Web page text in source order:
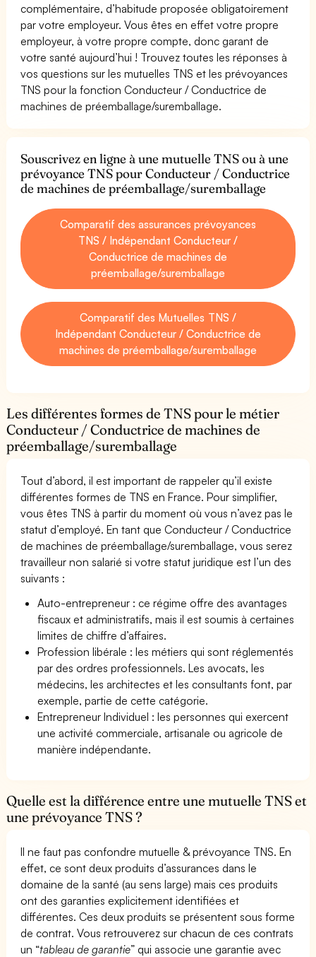
complémentaire, d’habitude proposée obligatoirement
par votre employeur. Vous êtes en effet votre propre
employeur, à votre propre compte, donc garant de
votre santé aujourd’hui ! Trouvez toutes les réponses à
vos questions sur les mutuelles TNS et les prévoyances
TNS pour la fonction Conducteur / Conductrice de
machines de préemballage/suremballage.
Souscrivez en ligne à une mutuelle TNS ou à une
prévoyance TNS pour Conducteur / Conductrice
de machines de préemballage/suremballage
Comparatif des assurances prévoyances
TNS / Indépendant Conducteur /
Conductrice de machines de
préemballage/suremballage
Comparatif des Mutuelles TNS /
Indépendant Conducteur / Conductrice de
machines de préemballage/suremballage
Les différentes formes de TNS pour le métier
Conducteur / Conductrice de machines de
préemballage/suremballage
Tout d’abord, il est important de rappeler qu’il existe
différentes formes de TNS en France. Pour simplifier,
vous êtes TNS à partir du moment où vous n’avez pas le
statut d’employé. En tant que Conducteur / Conductrice
de machines de préemballage/suremballage, vous serez
travailleur non salarié si votre statut juridique est l’un des
suivants :
Auto-entrepreneur : ce régime offre des avantages
fiscaux et administratifs, mais il est soumis à certaines
limites de chiffre d’affaires.
Profession libérale : les métiers qui sont réglementés
par des ordres professionnels. Les avocats, les
médecins, les architectes et les consultants font, par
exemple, partie de cette catégorie.
Entrepreneur Individuel : les personnes qui exercent
une activité commerciale, artisanale ou agricole de
manière indépendante.
Quelle est la différence entre une mutuelle TNS et
une prévoyance TNS ?
Il ne faut pas confondre mutuelle & prévoyance TNS. En
effet, ce sont deux produits d’assurances dans le
domaine de la santé (au sens large) mais ces produits
ont des garanties explicitement identifiées et
différentes. Ces deux produits se présentent sous forme
de contrat. Vous retrouverez sur chacun de ces contrats
un “tableau de garantie” qui associe une garantie avec